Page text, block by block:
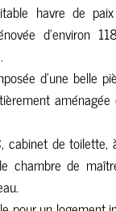
havre de
d'environ
d'une belle
cabinet de toilette,
chambre de